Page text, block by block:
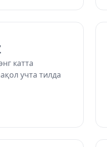
катта
учта тилда